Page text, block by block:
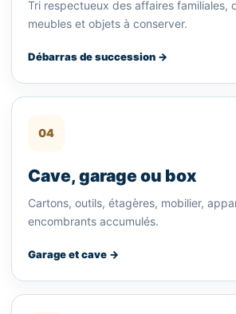
Tri respectueux des affaires familiales,
meubles et objets à conserver.
Débarras de succession →
04
Cave, garage ou box
Cartons, outils, étagères, mobilier,
encombrants accumulés.
Garage et cave →